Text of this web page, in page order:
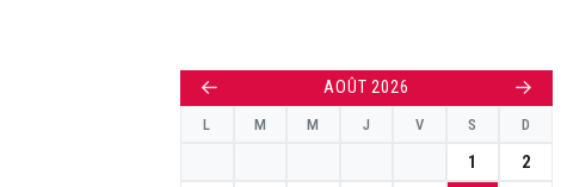
← AOÛT 2026 →
L M M J V S D
1
2